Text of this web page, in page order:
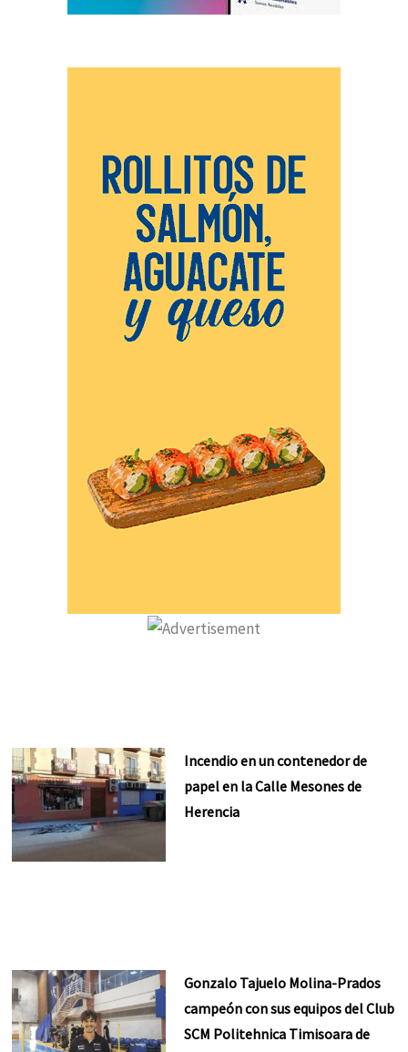
Incendio en un contenedor de
papel en la Calle Mesones de
Herencia
Gonzalo Tajuelo Molina-Prados
campeón con sus equipos del Club
SCM Politehnica Timisoara de